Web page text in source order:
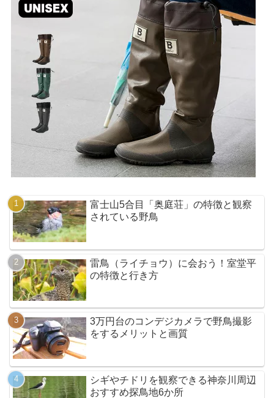
富士山5合目「奥庭荘」の特徴と観察
されている野鳥
雷鳥（ライチョウ）に会おう！室堂平
の特徴と行き方
3万円台のコンデジカメラで野鳥撮影
をするメリットと画質
シギやチドリを観察できる神奈川周辺
おすすめ探鳥地6か所